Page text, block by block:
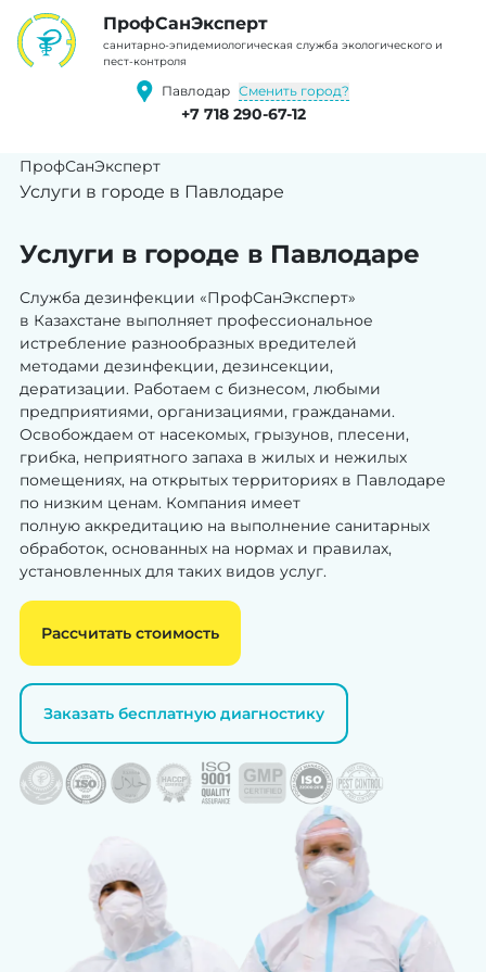
ПрофCанЭксперт
cанитарно-эпидемиологическая служба экологического и
пест-контроля
Павлодар Сменить город?
+7 718 290-67-12
ПрофСанЭксперт
Услуги в городе в Павлодаре
Услуги в городе в Павлодаре
Служба дезинфекции «ПрофСанЭксперт»
в Казахстане выполняет профессиональное
истребление разнообразных вредителей
методами дезинфекции, дезинсекции,
дератизации. Работаем с бизнесом, любыми
предприятиями, организациями, гражданами.
Освобождаем от насекомых, грызунов, плесени,
грибка, неприятного запаха в жилых и нежилых
помещениях, на открытых территориях в Павлодаре
по низким ценам. Компания имеет
полную аккредитацию на выполнение санитарных
обработок, основанных на нормах и правилах,
установленных для таких видов услуг.
Рассчитать стоимость
Заказать бесплатную диагностику